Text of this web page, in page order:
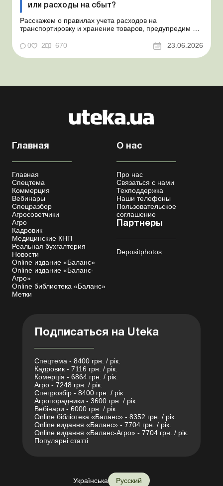
или расходы на сбыт?
Расскажем о правилах учета расходов на
транспортировку и хранение товаров, предупредим о
нормативное обоснование. Проблемные расходы:
налоговые риски и судебная практика Казалось бы, в
этом вопросе неоднозначности быть не может. Но, как
0 2 670 23.06.2026
Главная
Главная
Спецтема
Коммерция
Вебинары
Спецразбор
Агросоветчики
Агро
Кадровик
Медицинские КНП
Реальная бухгалтерия
Новости
Online издание «Баланс»
Online издание «Баланс-
Агро»
Online библиотека «Баланс»
Метки
О нас
Про нас
Связаться с нами
Техподдержка
Наши телефоны
Пользовательское
соглашение
Партнеры
Depositphotos
Подписаться на Uteka
Спецтема - 8400 грн. / рік.
Кадровик - 7116 грн. / рік.
Комерція - 6864 грн. / рік.
Агро - 7248 грн. / рік.
Спецрозбір - 8400 грн. / рік.
Агропорадники - 3600 грн. / рік.
Вебінари - 6000 грн. / рік.
Online бібліотека «Баланс» - 8352 грн. / рік.
Online видання «Баланс» - 7704 грн. / рік.
Online видання «Баланс-Агро» - 7704 грн. / рік.
Популярні статті
Українська Русский